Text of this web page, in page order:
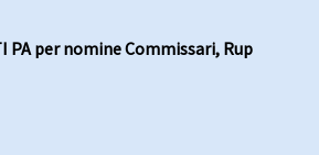
PA per nomine Commissari, Rup